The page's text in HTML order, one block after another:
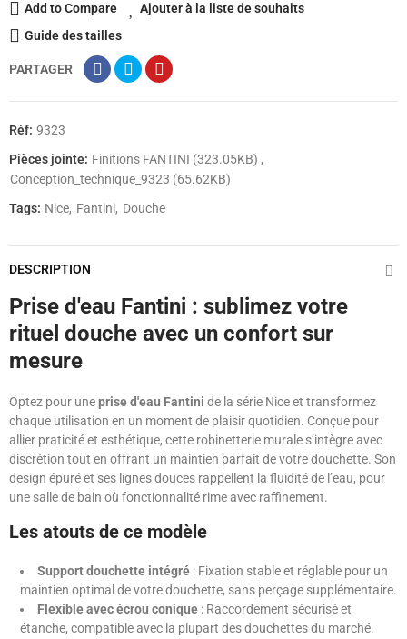
Add to Compare
Ajouter à la liste de souhaits
Guide des tailles
PARTAGER
Réf: 9323
Pièces jointe: Finitions FANTINI (323.05KB)
Conception_technique_9323 (65.62KB)
Tags: Nice Fantini Douche
DESCRIPTION
Prise d'eau Fantini : sublimez votre
rituel douche avec un confort sur
mesure
Optez pour uneprise d'eau Fantini de la série Nice et transformez
chaque utilisation en un moment de plaisir quotidien. Conçue pour
allier praticité et esthétique, cette robinetterie murale s’intègre avec
discrétion tout en offrant un maintien parfait de votre douchette. Son
design épuré et ses lignes douces rappellent la fluidité de l’eau, pour
une salle de bain où fonctionnalité rime avec raffinement.
Les atouts de ce modèle
Support douchette intégré : Fixation stable et réglable pour un
maintien optimal de votre douchette, sans perçage supplémentaire.
Flexible avec écrou conique : Raccordement sécurisé et
étanche, compatible avec la plupart des douchettes du marché.